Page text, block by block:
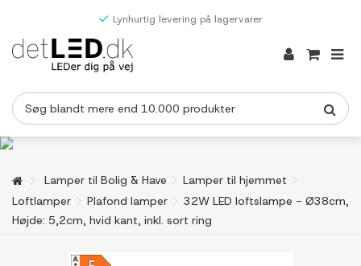
Lynhurtig levering på lagervarer
Lamper til Bolig & Have
Lamper til hjemmet
Loftlamper
Plafond lamper
32W LED loftslampe - Ø38cm,
Højde: 5,2cm, hvid kant, inkl. sort ring